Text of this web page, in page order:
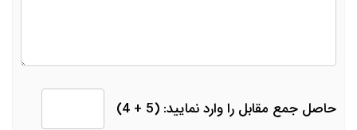
حاصل جمع مقابل را وارد نمایید: (5 + 4)